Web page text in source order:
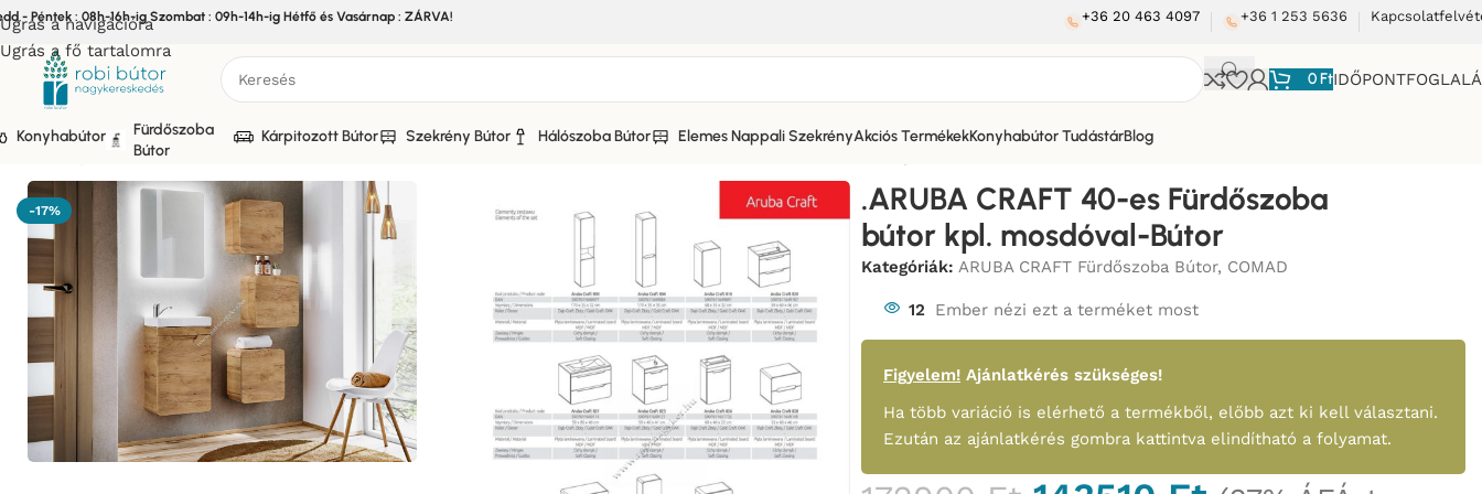
Ugrás a navigációra
Ugrás a fő tartalomra
- Péntek : 08h-16h-ig Szombat : 09h-14h-ig Hétfő és Vasárnap : ZÁRVA! +36 20 463 4097 +36 1 253 5636
0Ft
Konyhabútor
Fürdőszoba
Bútor
Kárpitozott Bútor Szekrény Bútor Hálószoba Bútor Elemes Nappali SzekrényAkciós TermékekKonyhabútor TudástárBlog
Bútor/Fürdőszoba bútor
-17%
.ARUBA CRAFT 40-es Fürdőszoba
bútor kpl. mosdóval-Bútor
Kategóriák: ARUBA CRAFT Fürdőszoba Bútor, COMAD
12 Ember nézi ezt a terméket most
Figyelem! Ajánlatkérés szükséges!
Ha több variáció is elérhető a termékből, előbb azt ki kell választani.
Ezután az ajánlatkérés gombra kattintva elindítható a folyamat.